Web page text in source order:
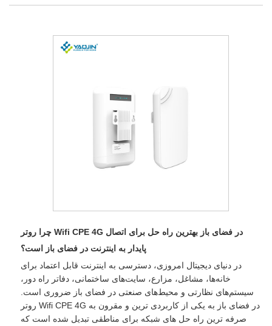
چرا روتر Wifi CPE 4G در فضای باز بهترین راه حل برای اتصال
پایدار به اینترنت در فضای باز است؟
در دنیای دیجیتال امروزی، دسترسی به اینترنت قابل اعتماد برای
خانه‌ها، مشاغل، مزارع، سایت‌های ساختمانی، دفاتر راه دور،
سیستم‌های نظارتی و محیط‌های صنعتی در فضای باز ضروری است.
روتر Wifi CPE 4G در فضای باز به یکی از کاربردی ترین و مقرون به
صرفه ترین راه حل های شبکه برای مناطقی تبدیل شده است که